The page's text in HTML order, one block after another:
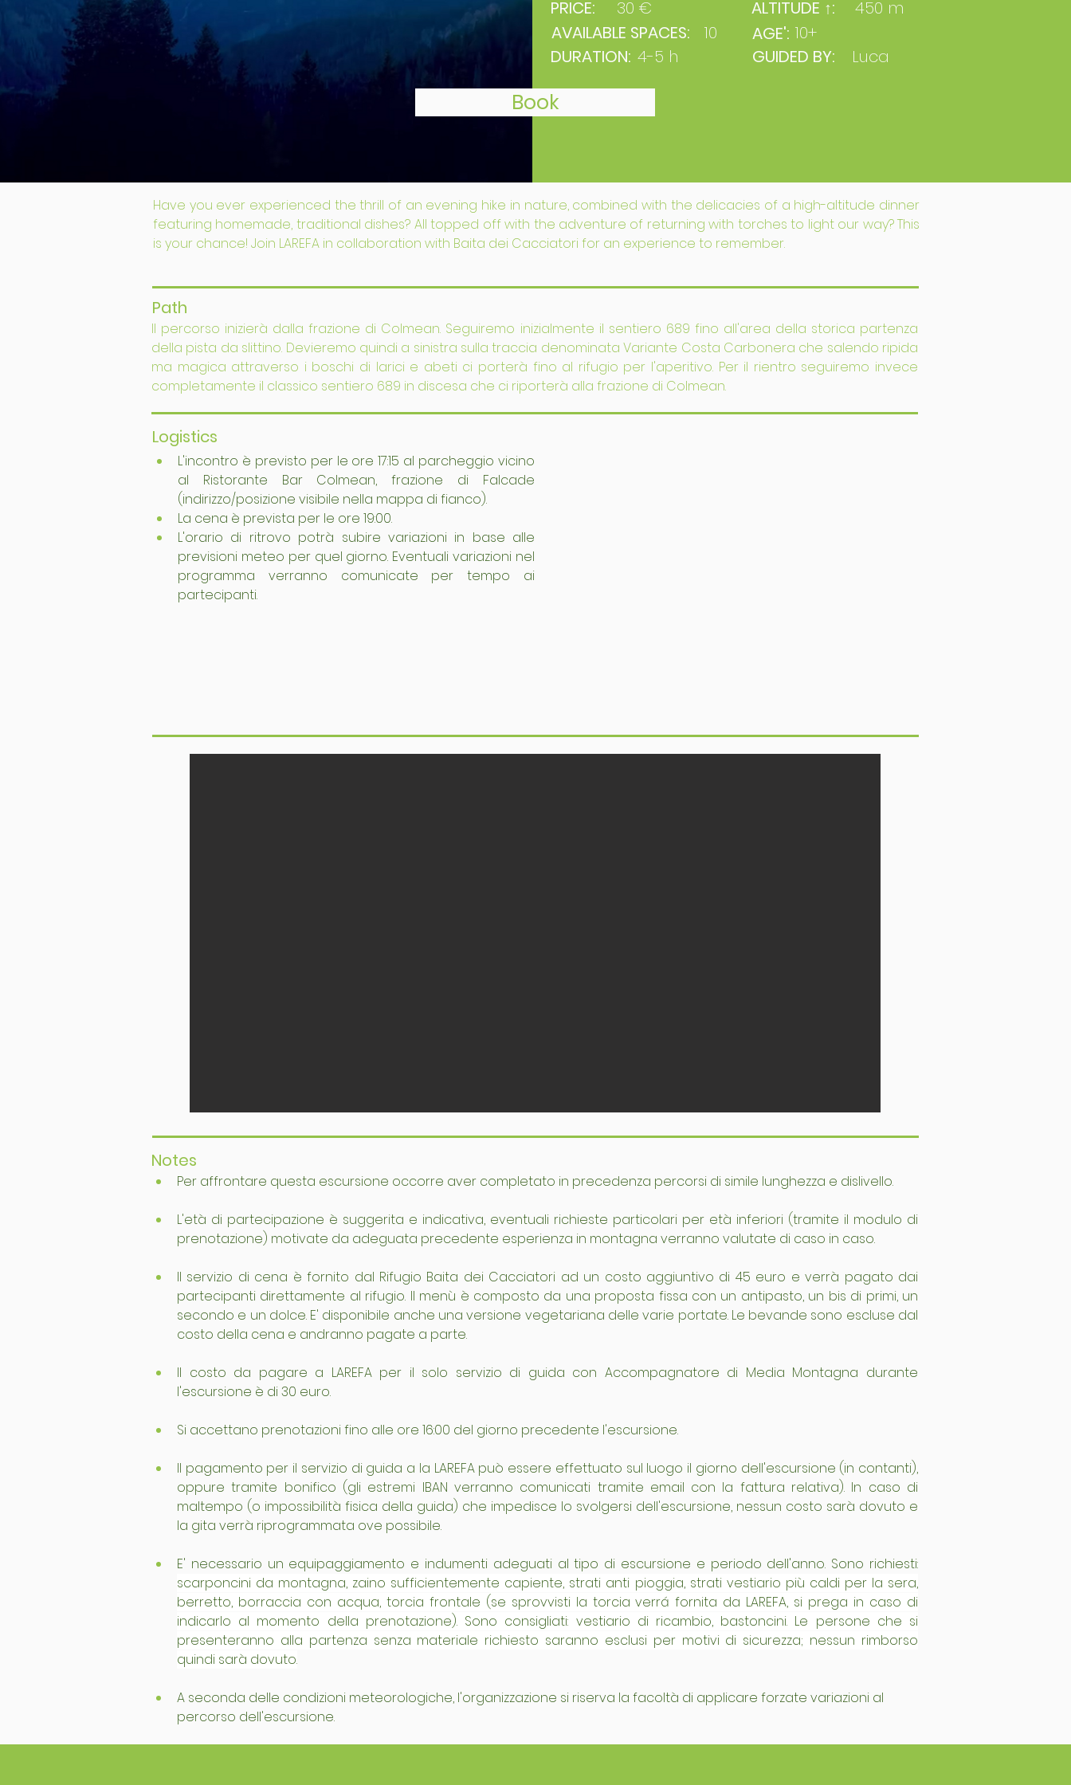
ALTITUDE ↑:
450 m
AVAILABLE SPACES:
30 €
AGE': 10+
10
DURATION: 4-5 h
PRICE:
GUIDED BY: Luca
Book
Have you ever experienced the thrill of an evening hike in nature, combined with the delicacies of a high-altitude dinner
featuring homemade, traditional dishes? All topped off with the adventure of returning with torches to light our way? This
is your chance! Join LAREFA in collaboration with Baita dei Cacciatori for an experience to remember.
Path
Il percorso inizierà dalla frazione di Colmean. Seguiremo inizialmente il sentiero 689 fino all'area della storica partenza
della pista da slittino. Devieremo quindi a sinistra sulla traccia denominata Variante Costa Carbonera che salendo ripida
ma magica attraverso i boschi di larici e abeti ci porterà fino al rifugio per l'aperitivo. Per il rientro seguiremo invece
completamente il classico sentiero 689 in discesa che ci riporterà alla frazione di Colmean.
Logistics
L'incontro è previsto per le ore 17:15 al parcheggio vicino
al Ristorante Bar Colmean, frazione di Falcade
(indirizzo/posizione visibile nella mappa di fianco).
La cena è prevista per le ore 19:00.
L'orario di ritrovo potrà subire variazioni in base alle
previsioni meteo per quel giorno. Eventuali variazioni nel
programma verranno comunicate per tempo ai
partecipanti.
Notes
Per affrontare questa escursione occorre aver completato in precedenza percorsi di simile lunghezza e dislivello.
L'età di partecipazione è suggerita e indicativa, eventuali richieste particolari per età inferiori (tramite il modulo di
prenotazione) motivate da adeguata precedente esperienza in montagna verranno valutate di caso in caso.
Il servizio di cena è fornito dal Rifugio Baita dei Cacciatori ad un costo aggiuntivo di 45 euro e verrà pagato dai
partecipanti direttamente al rifugio. Il menù è composto da una proposta fissa con un antipasto, un bis di primi, un
secondo e un dolce. E' disponibile anche una versione vegetariana delle varie portate. Le bevande sono escluse dal
costo della cena e andranno pagate a parte.
Il costo da pagare a LAREFA per il solo servizio di guida con Accompagnatore di Media Montagna durante
l'escursione è di 30 euro.
Si accettano prenotazioni fino alle ore 16:00 del giorno precedente l'escursione.
Il pagamento per il servizio di guida a la LAREFA può essere effettuato sul luogo il giorno dell'escursione (in contanti),
oppure tramite bonifico (gli estremi IBAN verranno comunicati tramite email con la fattura relativa). In caso di
maltempo (o impossibilità fisica della guida) che impedisce lo svolgersi dell'escursione, nessun costo sarà dovuto e
la gita verrà riprogrammata ove possibile.
scarponcini da montagna, zaino sufficientemente capiente, strati anti pioggia, strati vestiario più caldi per la sera,
berretto, borraccia con acqua, torcia frontale (se sprovvisti la torcia verrá fornita da LAREFA, si prega in caso di
indicarlo al momento della prenotazione). Sono consigliati: vestiario di ricambio, bastoncini. Le persone che si
presenteranno alla partenza senza materiale richiesto saranno esclusi per motivi di sicurezza; nessun rimborso
quindi sarà dovuto.
A seconda delle condizioni meteorologiche, l'organizzazione si riserva la facoltà di applicare forzate variazioni al
percorso dell'escursione.